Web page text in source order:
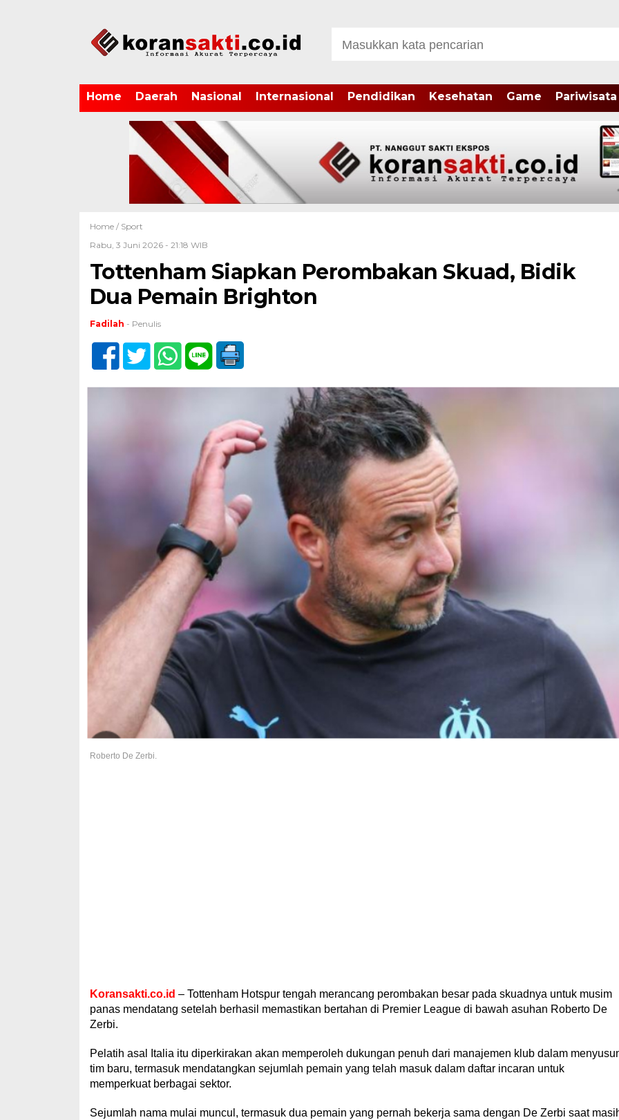
Home Daerah Nasional Internasional Pendidikan Kesehatan Game Pariwisata
Home / Sport
Rabu, 3 Juni 2026 - 21:18 WIB
Tottenham Siapkan Perombakan Skuad, Bidik
Dua Pemain Brighton
Fadilah - Penulis
Roberto De Zerbi.
Koransakti.co.id – Tottenham Hotspur tengah merancang perombakan besar pada skuadnya untuk musim
panas mendatang setelah berhasil memastikan bertahan di Premier League di bawah asuhan Roberto De
Zerbi.
Pelatih asal Italia itu diperkirakan akan memperoleh dukungan penuh dari manajemen klub dalam
tim baru, termasuk mendatangkan sejumlah pemain yang telah masuk dalam daftar incaran untuk
memperkuat berbagai sektor.
Sejumlah nama mulai muncul, termasuk dua pemain yang pernah bekerja sama dengan De Zerbi saat